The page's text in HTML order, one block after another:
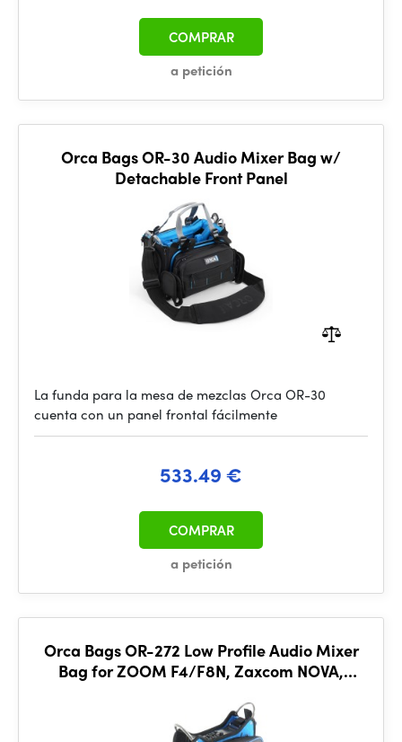
a petición
COMPRAR
Orca Bags OR-30 Audio Mixer Bag w/
Detachable Front Panel
La funda para la mesa de mezclas Orca OR-30
cuenta con un panel frontal fácilmente
533.49 €
a petición
COMPRAR
Orca Bags OR-272 Low Profile Audio Mixer
Bag for ZOOM F4/F8N, Zaxcom NOVA,